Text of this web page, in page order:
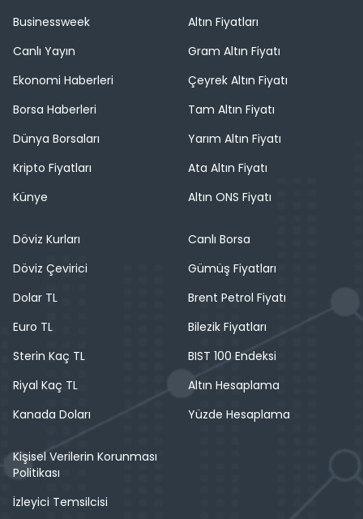
Businessweek
Canlı Yayın
Ekonomi Haberleri
Borsa Haberleri
Dünya Borsaları
Kripto Fiyatları
Künye
Altın Fiyatları
Gram Altın Fiyatı
Çeyrek Altın Fiyatı
Tam Altın Fiyatı
Yarım Altın Fiyatı
Ata Altın Fiyatı
Altın ONS Fiyatı
Döviz Kurları
Döviz Çevirici
Dolar TL
Euro TL
Sterin Kaç TL
Riyal Kaç TL
Kanada Doları
Canlı Borsa
Gümüş Fiyatları
Brent Petrol Fiyatı
Bilezik Fiyatları
BIST 100 Endeksi
Altın Hesaplama
Yüzde Hesaplama
Kişisel Verilerin Korunması
Politikası
İzleyici Temsilcisi